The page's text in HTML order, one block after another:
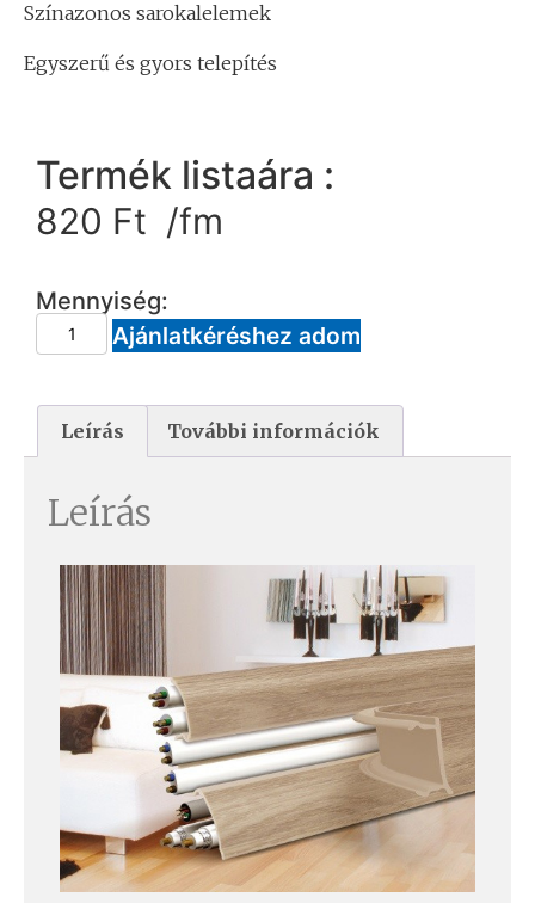
Színazonos sarokalelemek
Egyszerű és gyors telepítés
Termék listaára :
820 Ft /fm
Mennyiség:
Ajánlatkéréshez adom
Leírás További információk
Leírás